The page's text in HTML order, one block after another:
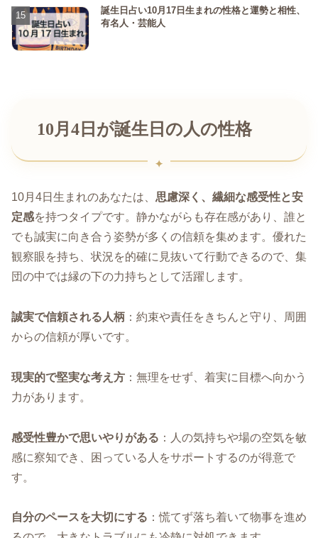
誕生日占い10月17日生まれの性格と運勢と相性、
有名人・芸能人
10月4日が誕生日の人の性格
10月4日生まれのあなたは、 思慮深く、繊細な感受性と安
定感を持つタイプです。静かながらも存在感があり、誰と
でも誠実に向き合う姿勢が多くの信頼を集めます。優れた
観察眼を持ち、状況を的確に見抜いて行動できるので、集
団の中では縁の下の力持ちとして活躍します。
誠実で信頼される人柄 ：約束や責任をきちんと守り、周囲
からの信頼が厚いです。
現実的で堅実な考え方 ：無理をせず、着実に目標へ向かう
力があります。
感受性豊かで思いやりがある ：人の気持ちや場の空気を敏
感に察知でき、困っている人をサポートするのが得意で
す。
自分のペースを大切にする ：慌てず落ち着いて物事を進め